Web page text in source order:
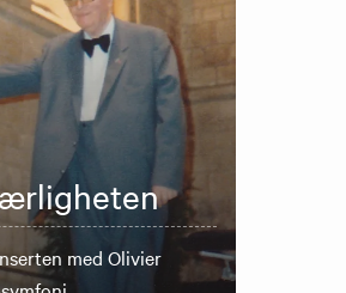
med Olivier